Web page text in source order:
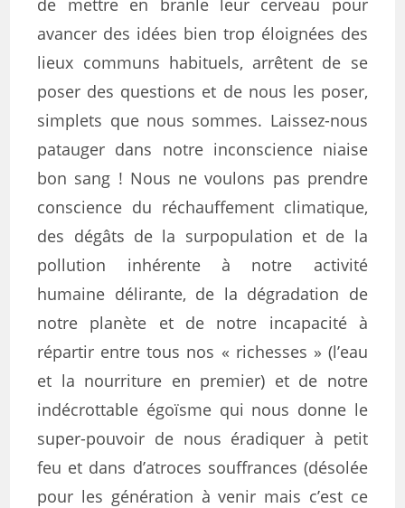
de mettre en branle leur cerveau pour
avancer des idées bien trop éloignées des
lieux communs habituels, arrêtent de se
poser des questions et de nous les poser,
simplets que nous sommes. Laissez-nous
patauger dans notre inconscience niaise
bon sang ! Nous ne voulons pas prendre
conscience du réchauffement climatique,
des dégâts de la surpopulation et de la
pollution inhérente à notre activité
humaine délirante, de la dégradation de
notre planète et de notre incapacité à
répartir entre tous nos « richesses » (l’eau
et la nourriture en premier) et de notre
indécrottable égoïsme qui nous donne le
super-pouvoir de nous éradiquer à petit
feu et dans d’atroces souffrances (désolée
pour les génération à venir mais c’est ce